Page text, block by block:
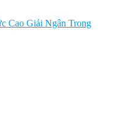
Cao Giải Ngân Trong